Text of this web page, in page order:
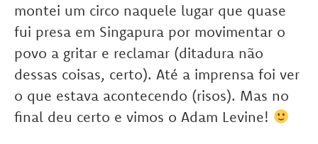
montei um circo naquele lugar que quase
fui presa em Singapura por movimentar o
povo a gritar e reclamar (ditadura não
dessas coisas, certo). Até a imprensa foi ver
o que estava acontecendo (risos). Mas no
final deu certo e vimos o Adam Levine!